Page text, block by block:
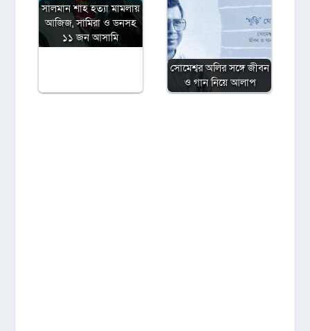
সালমান শাহ হত্যা মামলায়
আজিজ, সামিরা ও ডনসহ
১১ জন আসামি
সোমেশ্বর অলির সঙ্গে জীবন
ও গান নিয়ে আলাপ